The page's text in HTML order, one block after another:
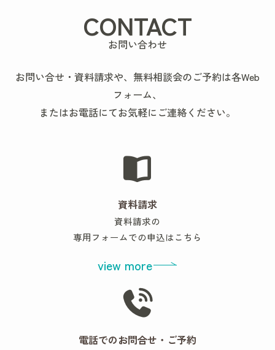
CONTACT
お問い合わせ
お問い合せ・資料請求や、無料相談会のご予約は各Web
フォーム、
またはお電話にてお気軽にご連絡ください。
資料請求
資料請求の
専用フォームでの申込はこちら
view more
電話でのお問合せ・ご予約